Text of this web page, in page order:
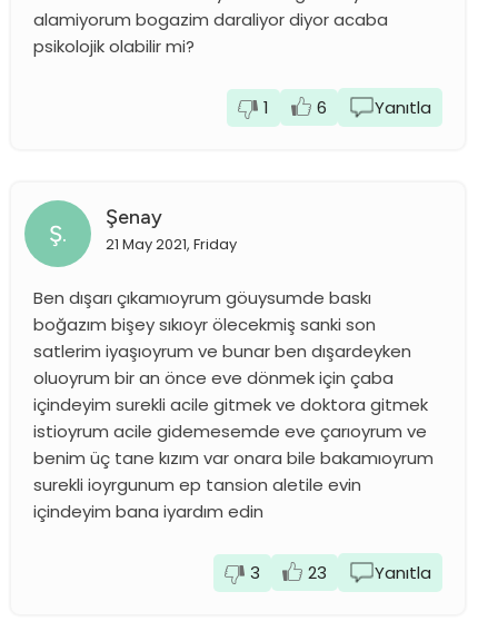
alamiyorum bogazim daraliyor diyor acaba
psikolojik olabilir mi?
1 6 Yanıtla
Ş.
Şenay
21 May 2021, Friday
Ben dışarı çıkamıoyrum göuysumde baskı
boğazım bişey sıkıoyr ölecekmiş sanki son
satlerim iyaşıoyrum ve bunar ben dışardeyken
oluoyrum bir an önce eve dönmek için çaba
içindeyim surekli acile gitmek ve doktora gitmek
istioyrum acile gidemesemde eve çarıoyrum ve
benim üç tane kızım var onara bile bakamıoyrum
surekli ioyrgunum ep tansion aletile evin
içindeyim bana iyardım edin
3 23 Yanıtla